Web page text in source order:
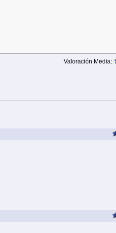
Valoración Media: